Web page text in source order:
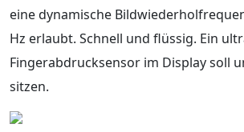
eine dynamische
Hz erlaubt. Schnell und flüssig. Ein
Fingerabdrucksensor im Display soll
sitzen.